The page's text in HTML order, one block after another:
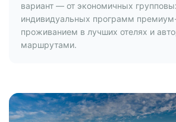
вариант — от экономичных
индивидуальных программ
проживанием в лучших отелях и
маршрутами.